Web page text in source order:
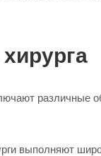
различные
выполняют